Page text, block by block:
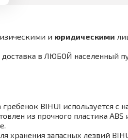
и юридическими
доставка в ЛЮБОЙ населенный
гребенок BIHUI используется с
из прочного пластика
хранения запасных лезвий